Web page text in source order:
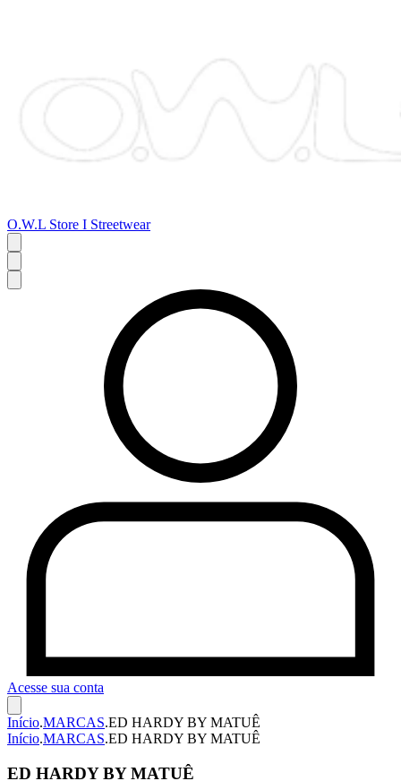
O.W.L Store I Streetwear
Acesse sua conta
Início.MARCAS.ED HARDY BY MATUÊ
Início.MARCAS.ED HARDY BY MATUÊ
ED HARDY BY MATUÊ